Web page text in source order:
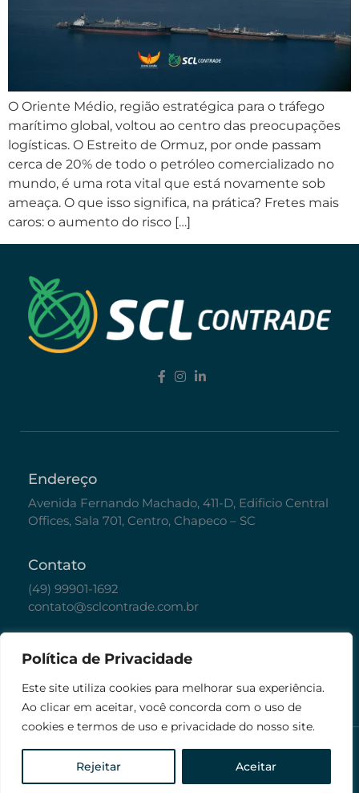
Política de Privacidade
Este site utiliza cookies para melhorar sua experiência.
Ao clicar em aceitar, você concorda com o uso de
cookies e termos de uso e privacidade do nosso site.
Rejeitar Aceitar
O Oriente Médio, região estratégica para o tráfego
marítimo global, voltou ao centro das preocupações
logísticas. O Estreito de Ormuz, por onde passam
cerca de 20% de todo o petróleo comercializado no
mundo, é uma rota vital que está novamente sob
ameaça. O que isso significa, na prática? Fretes mais
caros: o aumento do risco […]
Endereço
Avenida Fernando Machado, 411-D, Edificio Central
Offices, Sala 701, Centro, Chapeco – SC
Contato
(49) 99901-1692
contato@sclcontrade.com.br
Políticas
Contrade
Marketing